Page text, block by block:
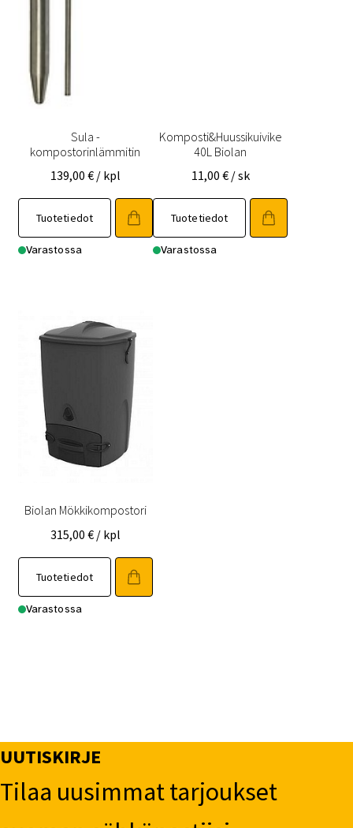
Sula -
kompostorinlämmitin
139,00 € / kpl
Tuotetiedot
Varastossa
Komposti&Huussikuivike
40L Biolan
11,00 € / sk
Tuotetiedot
Varastossa
Biolan Mökkikompostori
315,00 € / kpl
Tuotetiedot
Varastossa
UUTISKIRJE
Tilaa uusimmat tarjoukset